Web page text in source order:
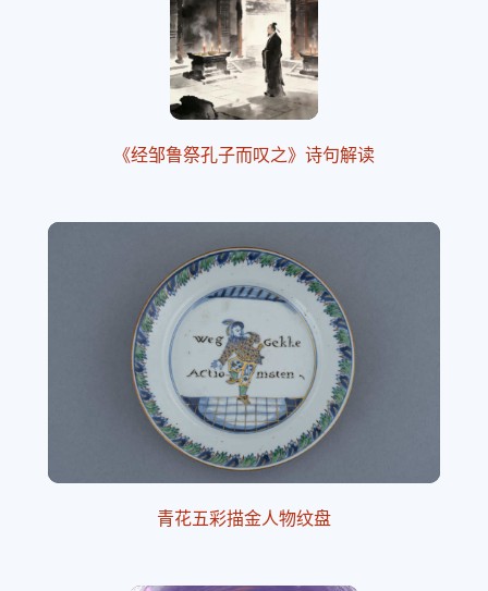
《经邹鲁祭孔子而叹之》诗句解读
青花五彩描金人物纹盘